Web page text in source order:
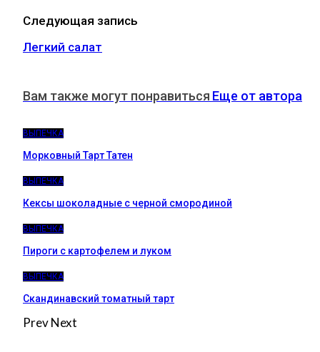
Следующая запись
Легкий салат
Вам также могут понравиться Еще от автора
ВЫПЕЧКА
Морковный Тарт Татен
ВЫПЕЧКА
Кексы шоколадные с черной смородиной
ВЫПЕЧКА
Пироги c картофелем и луком
ВЫПЕЧКА
Скандинавский томатный тарт
PrevNext